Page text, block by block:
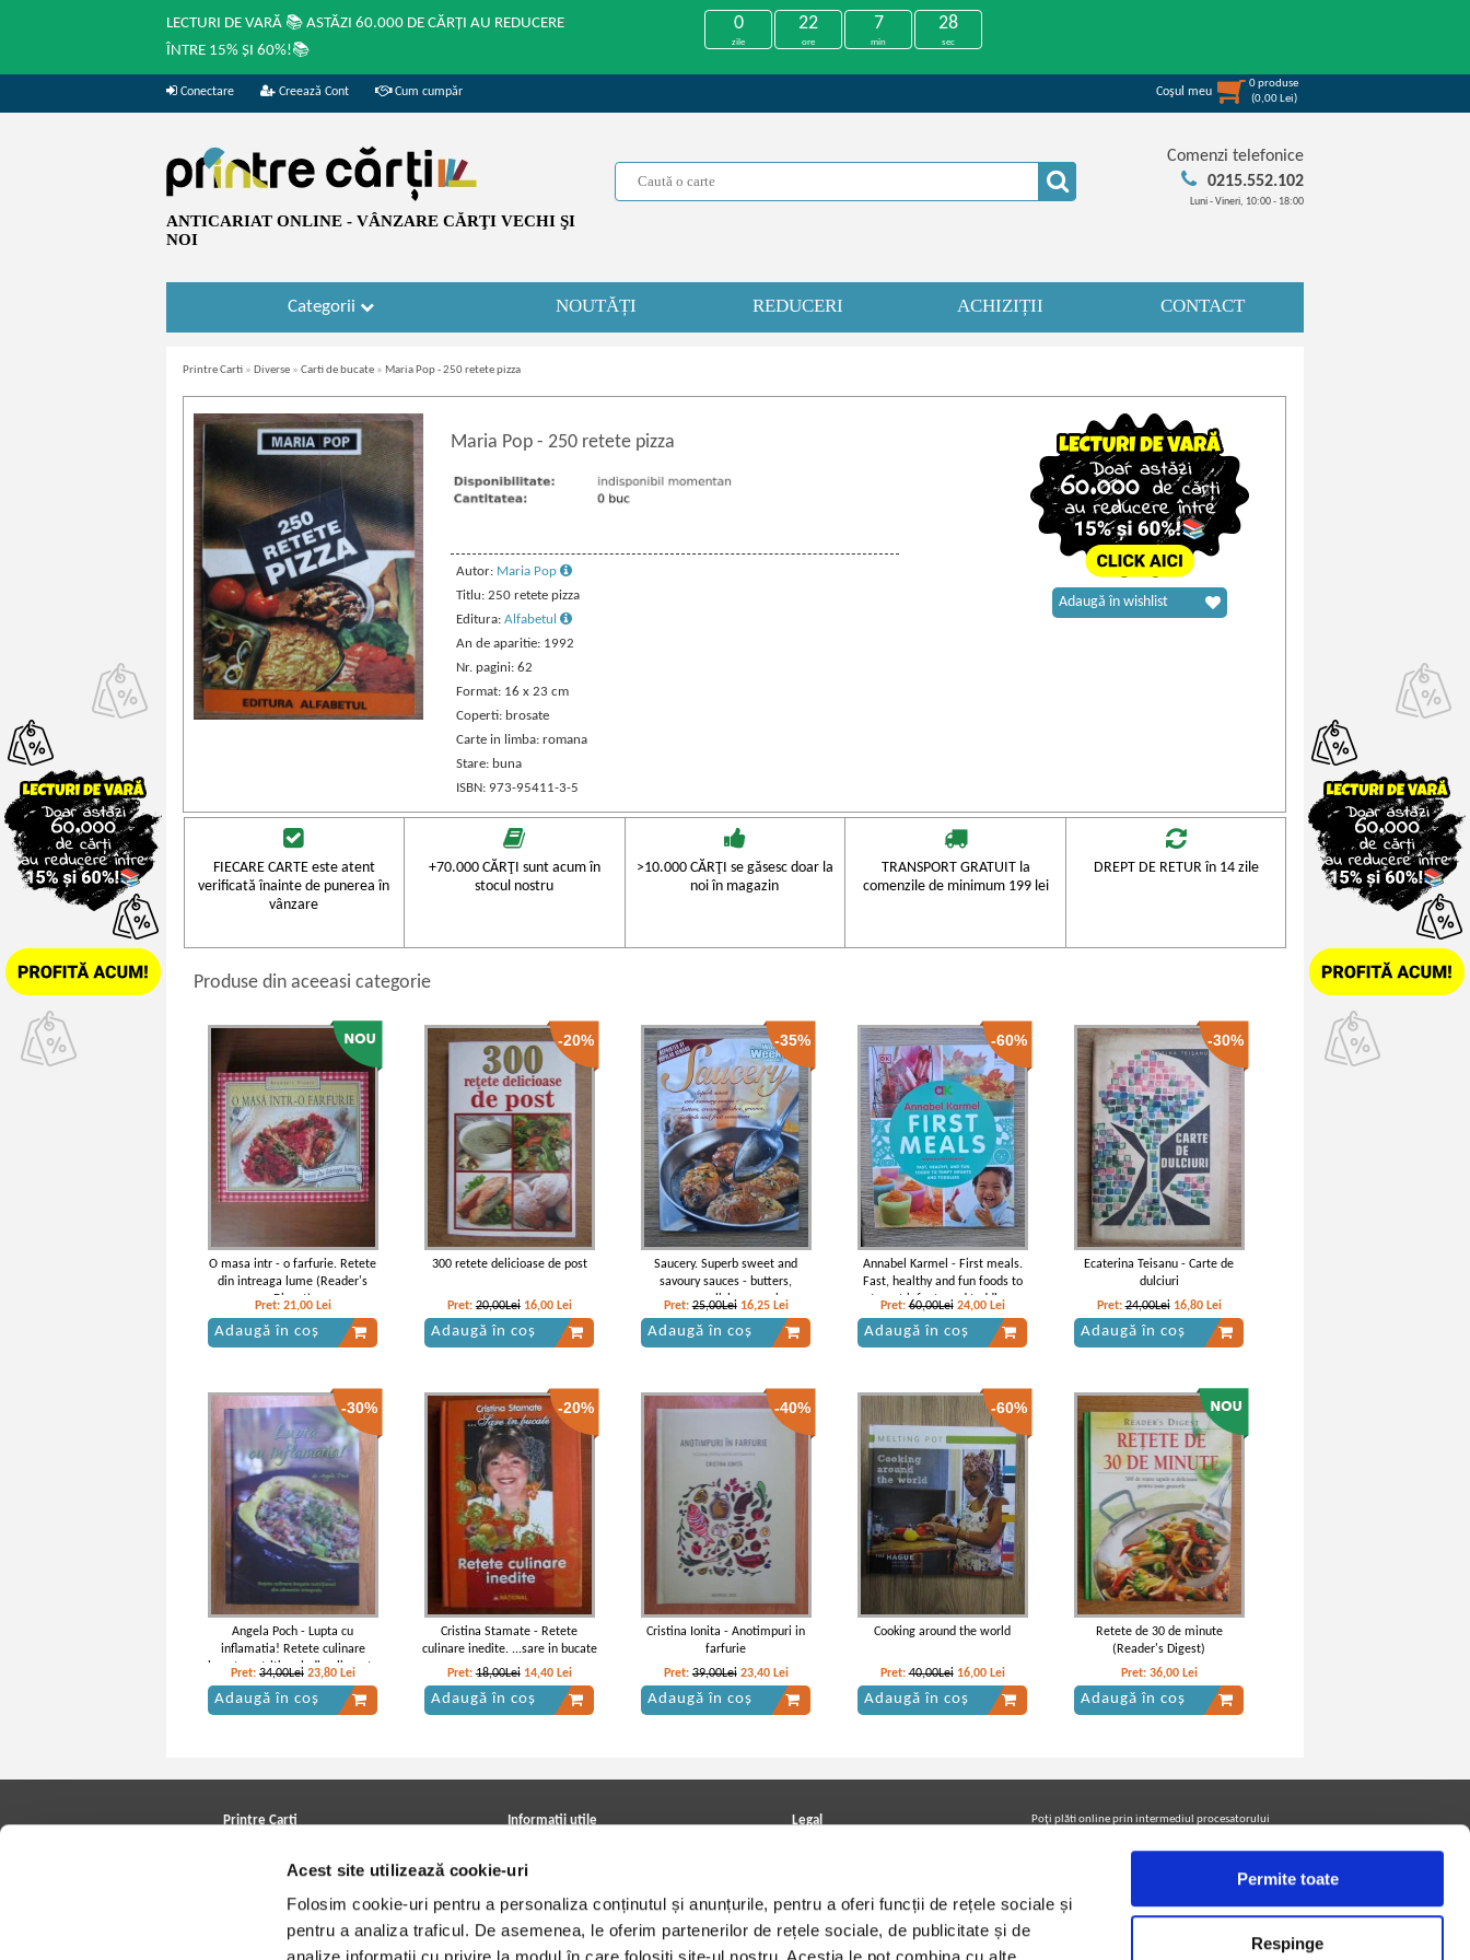
Acest site utilizează cookie-uri
Folosim cookie-uri pentru a personaliza conținutul și anunțurile, pentru a oferi funcții de rețele sociale și
pentru a analiza traficul. De asemenea, le oferim partenerilor de rețele sociale, de publicitate și de
Permite toate
Respinge
LECTURI DE VARĂ 📚 ASTĂZI 60.000 DE CĂRȚI AU REDUCERE
ÎNTRE 15% ȘI 60%!📚
0
zile
22
ore
7
min
28
sec
Conectare Creează Cont Cum cumpăr Coşul meu
0produse
(0,00 Lei)
ANTICARIAT ONLINE - VÂNZARE CĂRŢI VECHI ŞI
NOI
Comenzi telefonice
0215.552.102
Luni - Vineri, 10:00 - 18:00
Categorii NOUTĂȚI REDUCERI ACHIZIȚII CONTACT
Printre Carti » Diverse » Carti de bucate » Maria Pop - 250 retete pizza
Maria Pop - 250 retete pizza
Autor: Maria Pop
Titlu: 250 retete pizza
Editura: Alfabetul
An de aparitie: 1992
Nr. pagini: 62
Format: 16 x 23 cm
Coperti: brosate
Carte in limba: romana
Stare: buna
ISBN: 973-95411-3-5
Adaugă în wishlist
FIECARE CARTE este atent
verificată înainte de punerea în
vânzare
+70.000 CĂRŢI sunt acum în
stocul nostru
>10.000 CĂRŢI se găsesc doar la
noi în magazin
TRANSPORT GRATUIT la
comenzile de minimum 199 lei
DREPT DE RETUR în 14 zile
Produse din aceeasi categorie
O masa intr - o farfurie. Retete
din intreaga lume (Reader's
Digest)
Pret: 21,00 Lei
Adaugă în coș
-20%
300 retete delicioase de post
Pret:20,00Lei 16,00 Lei
Adaugă în coș
-35%
Saucery. Superb sweet and
savoury sauces - butters,
creams, relishes, gravies,
custards and fruit sensations
Pret:25,00Lei 16,25 Lei
Adaugă în coș
-60%
Annabel Karmel - First meals.
Fast, healthy and fun foods to
tempt infants and toddlers
Pret:60,00Lei 24,00 Lei
Adaugă în coș
-30%
Ecaterina Teisanu - Carte de
dulciuri
Pret:24,00Lei 16,80 Lei
Adaugă în coș
-30%
Angela Poch - Lupta cu
inflamatia! Retete culinare
bogate nutritional, din alimente
integrale
Pret: 34,00Lei 23,80 Lei
Adaugă în coș
-20%
Cristina Stamate - Retete
culinare inedite. ...sare in bucate
Pret:18,00Lei 14,40 Lei
Adaugă în coș
-40%
Cristina Ionita - Anotimpuri in
farfurie
Pret:39,00Lei 23,40 Lei
Adaugă în coș
-60%
Cooking around the world
Pret:40,00Lei 16,00 Lei
Adaugă în coș
Retete de 30 de minute
(Reader's Digest)
Pret: 36,00 Lei
Adaugă în coș
Printre Carti
Cele mai căutate cărți
Informatii utile
Achizitii viniluri, casete, CD/DVD
Cum cumpar?
Politica de livrare
Retur comenzi
Legal
Termeni si conditii
Utilizare cookie-uri
Poţi plăti online prin intermediul procesatorului
Urmăreşte-ne pe facebook pentru a fi la curent cu